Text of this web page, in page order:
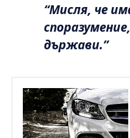
“Мисля, че
държави.”